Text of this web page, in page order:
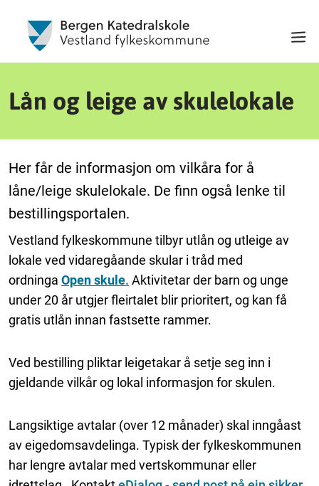
Lån og leige av skulelokale
Her får de informasjon om vilkåra for å
låne/leige skulelokale. De finn også lenke til
bestillingsportalen.
Vestland fylkeskommune tilbyr utlån og utleige av
lokale ved vidaregåande skular i tråd med
ordninga Open skule. Aktivitetar der barn og unge
under 20 år utgjer fleirtalet blir prioritert, og kan få
gratis utlån innan fastsette rammer.
Ved bestilling pliktar leigetakar å setje seg inn i
gjeldande vilkår og lokal informasjon for skulen.
Langsiktige avtalar (over 12 månader) skal inngåast
av eigedomsavdelinga. Typisk der fylkeskommunen
har lengre avtalar med vertskommunar eller